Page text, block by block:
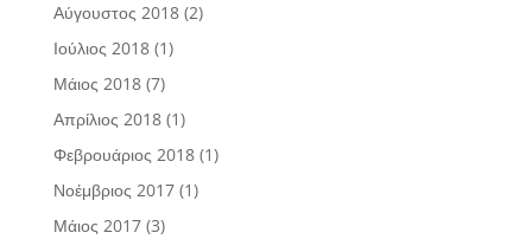
Αύγουστος 2018(2)
Ιούλιος 2018(1)
Μάιος 2018(7)
Απρίλιος 2018(1)
Φεβρουάριος 2018(1)
Νοέμβριος 2017(1)
Μάιος 2017(3)